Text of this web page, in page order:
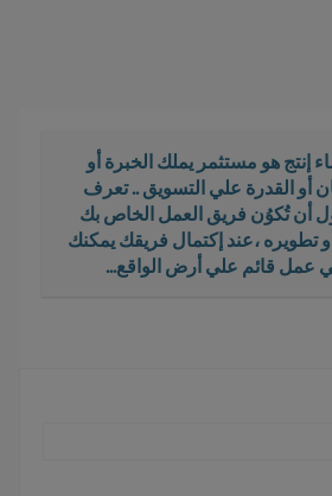
هو مستثمر يملك الخبرة أو
أو القدرة علي التسويق .. تعرف
أن تُكوُن فريق العمل الخاص بك
،عند إكتمال فريقك يمكنك
عمل قائم علي أرض الواقع...